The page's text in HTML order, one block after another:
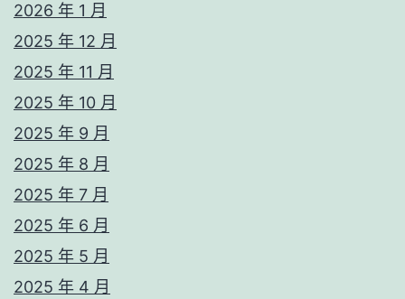
2026 年 1 月
2025 年 12 月
2025 年 11 月
2025 年 10 月
2025 年 9 月
2025 年 8 月
2025 年 7 月
2025 年 6 月
2025 年 5 月
2025 年 4 月